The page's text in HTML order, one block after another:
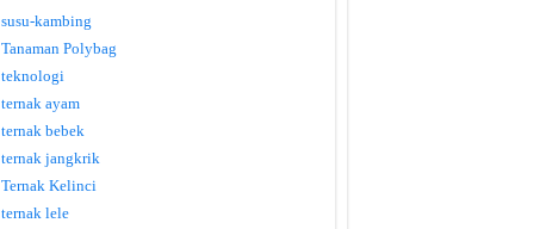
susu-kambing
Tanaman Polybag
teknologi
ternak ayam
ternak bebek
ternak jangkrik
Ternak Kelinci
ternak lele